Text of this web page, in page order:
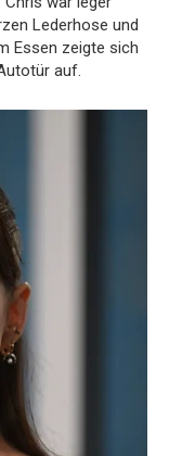
Lederhose und
Essen zeigte sich
auf.